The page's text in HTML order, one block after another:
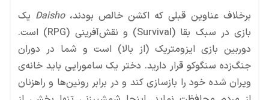
برخلاف عناوین قبلی که اکشن خالص بودند،Daisho یک
بازی در سبک بقا (Survival) و نقش‌آفرینی (RPG) است.
دوربین بازی ایزومتریک (از بالا) است و شما در دوران
جنگ‌زده سنگوکو قرار دارید. دختر یک سامورایی باید خانه‌ی
ویران شده خود را بازسازی کند و در برابر رونین‌ها و راهزنان